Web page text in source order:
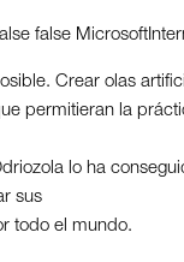
false
Crear olas
permitieran la
lo ha
sus
todo el mundo.